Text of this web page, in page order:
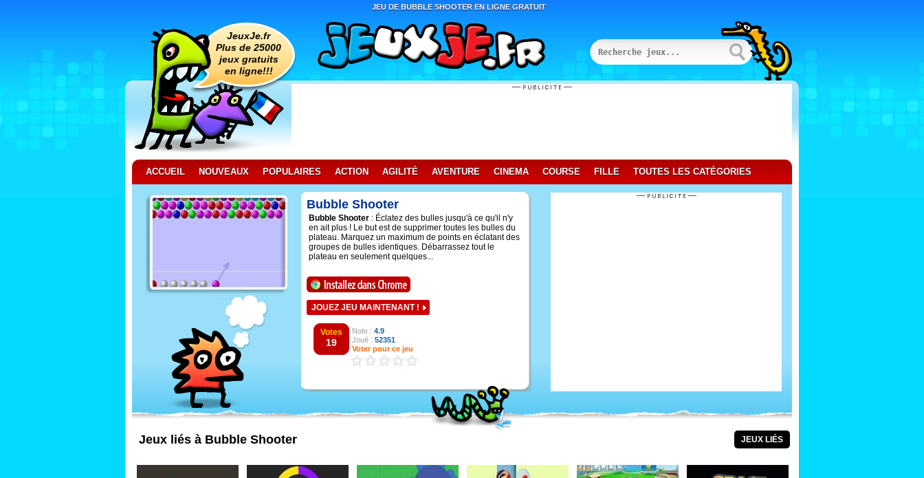
JEU DE BUBBLE SHOOTER EN LIGNE GRATUIT
JeuxJe.fr
Plus de 25000
jeux gratuits
en ligne!!!
ACCUEIL NOUVEAUX POPULAIRES ACTION AGILITÉ AVENTURE CINEMA COURSE FILLE TOUTES LES CATÉGORIES
Bubble Shooter
Bubble Shooter : Éclatez des bulles jusqu'à ce qu'il n'y
en ait plus ! Le but est de supprimer toutes les bulles du
plateau. Marquez un maximum de points en éclatant des
groupes de bulles identiques. Débarrassez tout le
plateau en seulement quelques...
JOUEZ JEU MAINTENANT !
Votes
19
Note : 4.9
Joué : 52351
Voter pour ce jeu
Jeux liés à Bubble Shooter JEUX LIÉS